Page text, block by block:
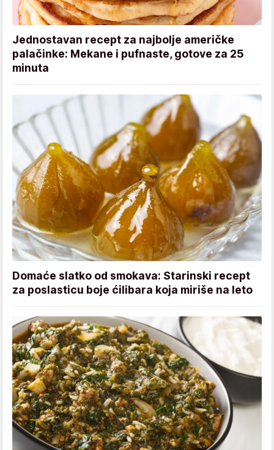
Jednostavan recept za najbolje američke
palačinke: Mekane i pufnaste, gotove za 25
minuta
Domaće slatko od smokava: Starinski recept
za poslasticu boje ćilibara koja miriše na leto